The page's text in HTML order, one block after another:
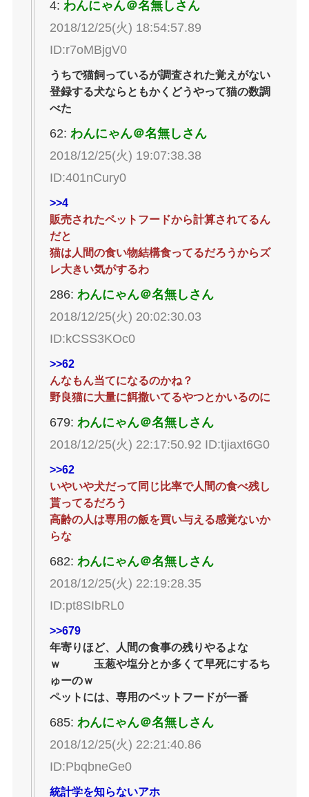
4: わんにゃん＠名無しさん
2018/12/25(火) 18:54:57.89
ID:r7oMBjgV0
うちで猫飼っているが調査された覚えがない
登録する犬ならともかくどうやって猫の数調
べた
62: わんにゃん＠名無しさん
2018/12/25(火) 19:07:38.38
ID:401nCury0
>>4
販売されたペットフードから計算されてるん
だと
猫は人間の食い物結構食ってるだろうからズ
レ大きい気がするわ
286: わんにゃん＠名無しさん
2018/12/25(火) 20:02:30.03
ID:kCSS3KOc0
>>62
んなもん当てになるのかね？
野良猫に大量に餌撒いてるやつとかいるのに
679: わんにゃん＠名無しさん
2018/12/25(火) 22:17:50.92 ID:tjiaxt6G0
>>62
いやいや犬だって同じ比率で人間の食べ残し
貰ってるだろう
高齢の人は専用の飯を買い与える感覚ないか
らな
682: わんにゃん＠名無しさん
2018/12/25(火) 22:19:28.35
ID:pt8SIbRL0
>>679
年寄りほど、人間の食事の残りやるよな
ｗ 玉葱や塩分とか多くて早死にするち
ゅーのｗ
ペットには、専用のペットフードが一番
685: わんにゃん＠名無しさん
2018/12/25(火) 22:21:40.86
ID:PbqbneGe0
統計学を知らないアホ